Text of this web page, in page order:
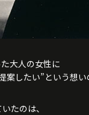
大人の女性に
案したい”という想い
たのは、